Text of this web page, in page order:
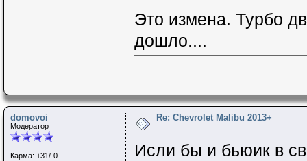
Это измена. Турбо
дошло....
domovoi
Модератор
Карма: +31/-0
Re: Chevrolet Malibu 2013+
Исли бы и бьюик в